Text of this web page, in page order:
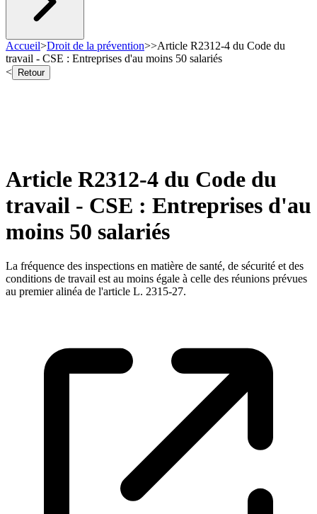
Accueil>Droit de la prévention>>Article R2312-4 du Code du
travail - CSE : Entreprises d'au moins 50 salariés
<
Retour
Article R2312-4 du Code du
travail - CSE : Entreprises d'au
moins 50 salariés
La fréquence des inspections en matière de santé, de sécurité et des
conditions de travail est au moins égale à celle des réunions prévues
au premier alinéa de l'article L. 2315-27.